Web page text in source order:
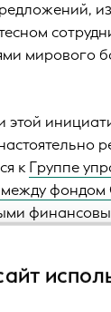
мирового
этой
к Группе
фондом
для
управления